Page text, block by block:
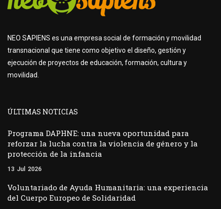
NEO SAPIENS es una empresa social de formación y movilidad
transnacional que tiene como objetivo el diseño, gestión y
ejecución de proyectos de educación, formación, cultura y
movilidad.
ÚLTIMAS NOTICIAS
Programa DAPHNE: una nueva oportunidad para
reforzar la lucha contra la violencia de género y la
protección de la infancia
13 Jul 2026
Voluntariado de Ayuda Humanitaria: una experiencia
del Cuerpo Europeo de Solidaridad